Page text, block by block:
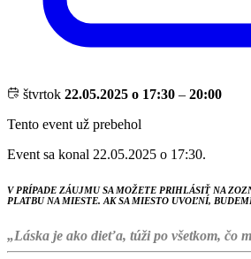
štvrtok 22.05.2025 o 17:30 – 20:00
Tento event už prebehol
Event sa konal 22.05.2025 o 17:30.
V PRÍPADE ZÁUJMU SA MOŽETE PRIHLÁSIŤ NA
PLATBU NA MIESTE. AK SA MIESTO UVOĽNÍ,
„Láska je ako dieťa, túži po všetkom, čo